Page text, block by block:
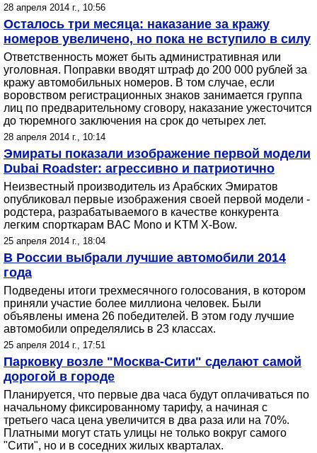
28 апреля 2014 г., 10:56
Осталось три месяца: наказание за кражу
номеров увеличено, но пока не вступило в силу
Ответственность может быть административная или
уголовная. Поправки вводят штраф до 200 000 рублей за
кражу автомобильных номеров. В том случае, если
воровством регистрационных знаков занимается группа
лиц по предварительному сговору, наказание ужесточится
до тюремного заключения на срок до четырех лет.
28 апреля 2014 г., 10:14
Эмираты показали изображение первой модели
Dubai Roadster: агрессивно и патриотично
Неизвестный производитель из Арабских Эмиратов
опубликовал первые изображения своей первой модели -
родстера, разрабатываемого в качестве конкурента
легким спорткарам BAC Mono и KTM X-Bow.
25 апреля 2014 г., 18:04
В России выбрали лучшие автомобили 2014
года
Подведены итоги трехмесячного голосования, в котором
приняли участие более миллиона человек. Были
объявлены имена 26 победителей. В этом году лучшие
автомобили определялись в 23 классах.
25 апреля 2014 г., 17:51
Парковку возле "Москва-Сити" сделают самой
дорогой в городе
Планируется, что первые два часа будут оплачиваться по
начальному фиксированному тарифу, а начиная с
третьего часа цена увеличится в два раза или на 70%.
Платными могут стать улицы не только вокруг самого
"Сити", но и в соседних жилых кварталах.